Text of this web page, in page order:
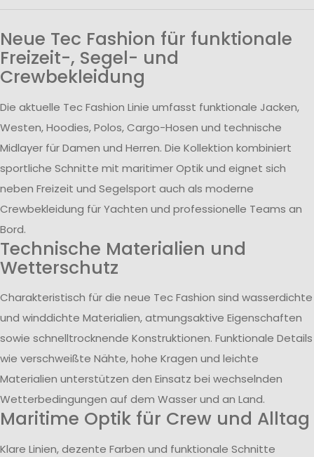
Neue Tec Fashion für funktionale
Freizeit-, Segel- und
Crewbekleidung
Die aktuelle Tec Fashion Linie umfasst funktionale Jacken,
Westen, Hoodies, Polos, Cargo-Hosen und technische
Midlayer für Damen und Herren. Die Kollektion kombiniert
sportliche Schnitte mit maritimer Optik und eignet sich
neben Freizeit und Segelsport auch als moderne
Crewbekleidung für Yachten und professionelle Teams an
Bord.
Technische Materialien und
Wetterschutz
Charakteristisch für die neue Tec Fashion sind wasserdichte
und winddichte Materialien, atmungsaktive Eigenschaften
sowie schnelltrocknende Konstruktionen. Funktionale Details
wie verschweißte Nähte, hohe Kragen und leichte
Materialien unterstützen den Einsatz bei wechselnden
Wetterbedingungen auf dem Wasser und an Land.
Maritime Optik für Crew und Alltag
Klare Linien, dezente Farben und funktionale Schnitte